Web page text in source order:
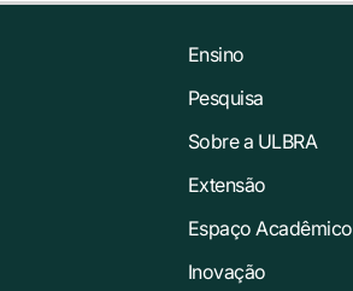
Ensino
Pesquisa
Sobre a ULBRA
Extensão
Espaço Acadêmico
Inovação